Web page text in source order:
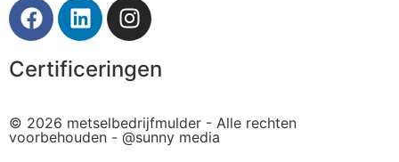
Certificeringen
© 2026 metselbedrijfmulder - Alle rechten
voorbehouden - @sunny media